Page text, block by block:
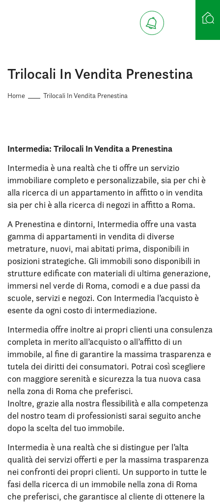
Trilocali In Vendita Prenestina
Home Trilocali In Vendita Prenestina
Intermedia: Trilocali In Vendita a Prenestina
Intermedia è una realtà che ti offre un servizio
immobiliare completo e personalizzabile, sia per chi è
alla ricerca di un appartamento in affitto o in vendita
sia per chi è alla ricerca di negozi in affitto a Roma.
A Prenestina e dintorni, Intermedia offre una vasta
gamma di appartamenti in vendita di diverse
metrature, nuovi, mai abitati prima, disponibili in
posizioni strategiche. Gli immobili sono disponibili in
strutture edificate con materiali di ultima generazione,
immersi nel verde di Roma, comodi e a due passi da
scuole, servizi e negozi. Con Intermedia l’acquisto è
esente da ogni costo di intermediazione.
Intermedia offre inoltre ai propri clienti una consulenza
completa in merito all’acquisto o all’affitto di un
immobile, al fine di garantire la massima trasparenza e
tutela dei diritti dei consumatori. Potrai così scegliere
con maggiore serenità e sicurezza la tua nuova casa
nella zona di Roma che preferisci.
Inoltre, grazie alla nostra flessibilità e alla competenza
del nostro team di professionisti sarai seguito anche
dopo la scelta del tuo immobile.
Intermedia è una realtà che si distingue per l’alta
qualità dei servizi offerti e per la massima trasparenza
nei confronti dei propri clienti. Un supporto in tutte le
fasi della ricerca di un immobile nella zona di Roma
che preferisci, che garantisce al cliente di ottenere la